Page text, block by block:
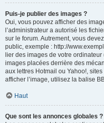
Puis-je publier des images ?
Oui, vous pouvez afficher des
l’administrateur a autorisé les
sur le forum. Autrement, vous
public, exemple : http://
lier des images de votre
images placées derrière des
aux lettres Hotmail ou Yahoo!,
afficher l’image, utilisez la balise
Haut
Que sont les annonces globales ?